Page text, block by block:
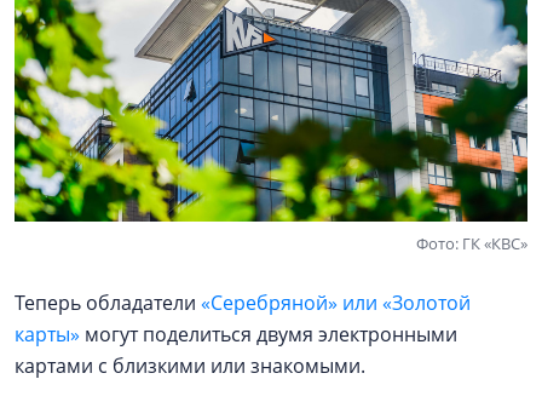
Фото: ГК «КВС»
Теперь обладатели «Серебряной» или «Золотой
карты» могут поделиться двумя электронными
картами с близкими или знакомыми.